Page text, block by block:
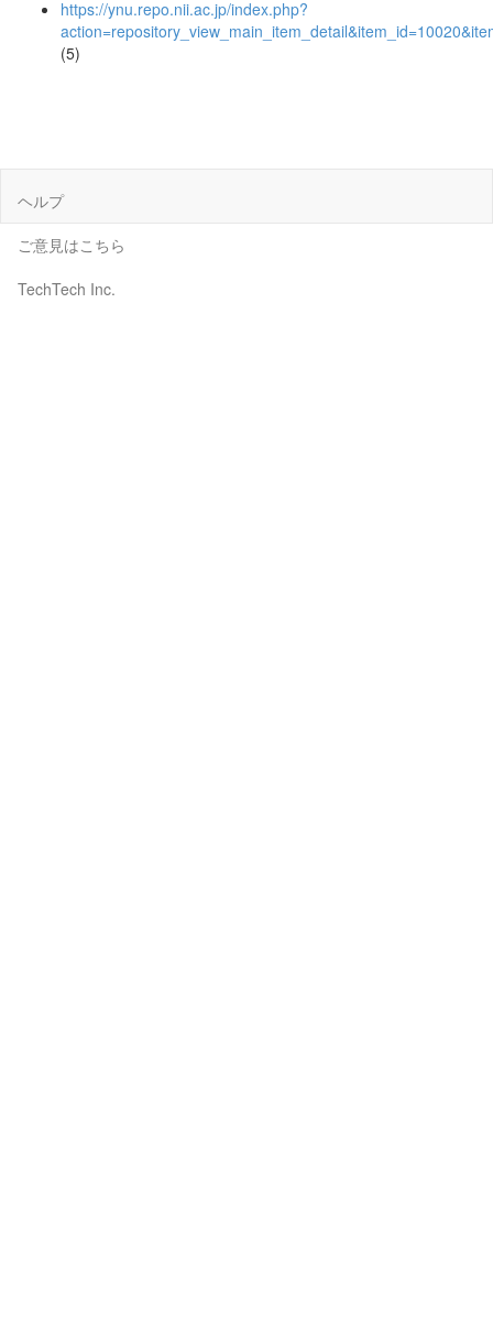
https://ynu.repo.nii.ac.jp/index.php?
(5)
ヘルプ
ご意見はこちら
TechTech Inc.